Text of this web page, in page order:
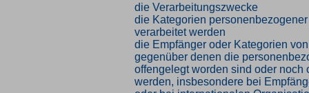
die Verarbeitungszwecke
die Kategorien
verarbeitet werden
die Empfänger oder Kategorien
gegenüber denen die
offengelegt worden sind oder noch
werden, insbesondere bei